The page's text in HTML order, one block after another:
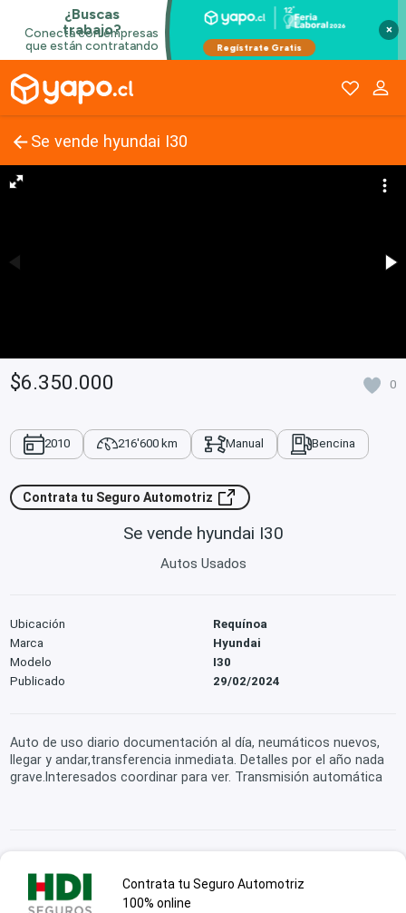
×
Se vende hyundai I30
$6.350.000 0
2010 216'600 km Manual Bencina
Contrata tu Seguro Automotriz
Se vende hyundai I30
Autos Usados
Ubicación
Requínoa
Marca
Hyundai
Modelo
I30
Publicado
29/02/2024
Auto de uso diario documentación al día, neumáticos nuevos,
llegar y andar,transferencia inmediata. Detalles por el año nada
grave.Interesados coordinar para ver. Transmisión automática
Contrata tu Seguro Automotriz
100% online